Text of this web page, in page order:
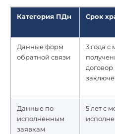
Категория ПДн Срок
Данные форм
обратной связи
3 года с
договор
Данные по
исполненным
заявкам
5 лет с